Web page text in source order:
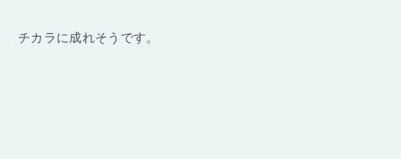
チカラに成れそうです。